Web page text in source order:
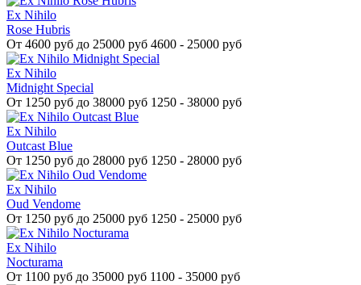
Ex Nihilo
Rose Hubris
От 4600 руб до 25000 руб 4600 - 25000 руб
Ex Nihilo
Midnight Special
От 1250 руб до 38000 руб 1250 - 38000 руб
Ex Nihilo
Outcast Blue
От 1250 руб до 28000 руб 1250 - 28000 руб
Ex Nihilo
Oud Vendome
От 1250 руб до 25000 руб 1250 - 25000 руб
Ex Nihilo
Nocturama
От 1100 руб до 35000 руб 1100 - 35000 руб